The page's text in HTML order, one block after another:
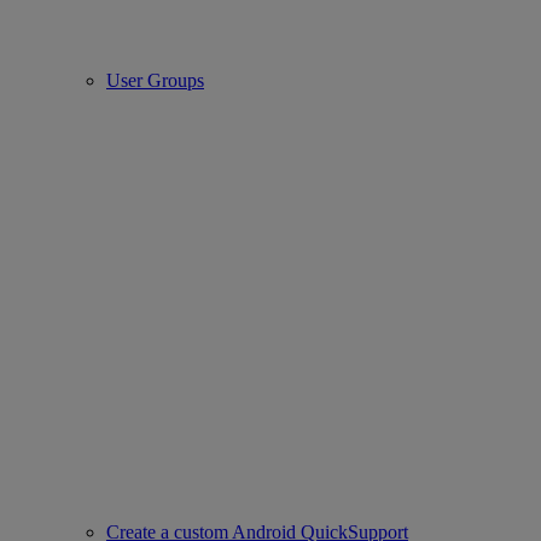
User Groups
Create a custom Android QuickSupport